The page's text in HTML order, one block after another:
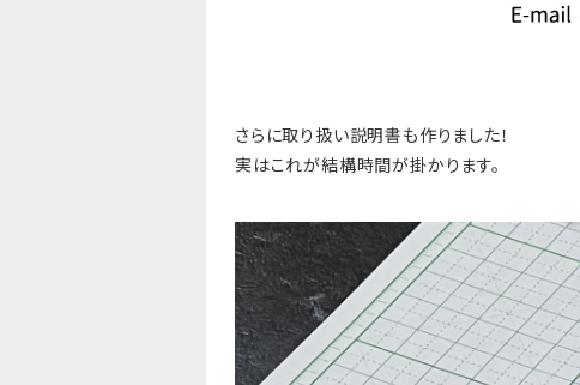
さらに取り扱い説明書も作りました！
実はこれが結構時間が掛かります。